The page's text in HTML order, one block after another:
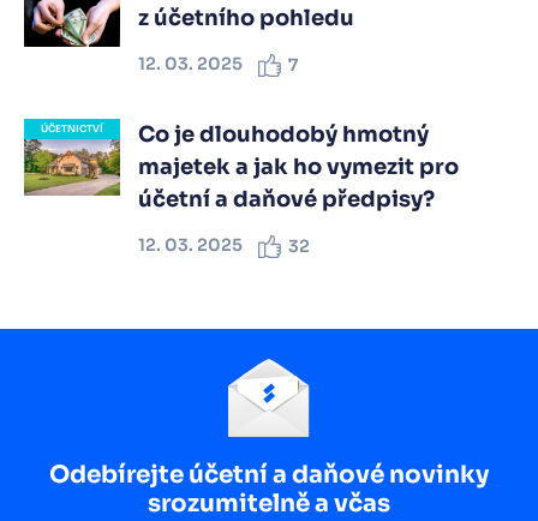
z účetního pohledu
12. 03. 2025 7
ÚČETNICTVÍ
Co je dlouhodobý hmotný
majetek a jak ho vymezit pro
účetní a daňové předpisy?
12. 03. 2025 32
Odebírejte účetní a daňové novinky
srozumitelně a včas